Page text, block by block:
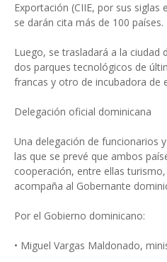
Exportación (CIIE, por sus siglas
se darán cita más de 100 países.
Luego, se trasladará a la ciudad
dos parques tecnológicos de
francas y otro de incubadora de
Delegación oficial dominicana
Una delegación de funcionarios
las que se prevé que ambos
cooperación, entre ellas
acompaña al Gobernante
Por el Gobierno dominicano:
• Miguel Vargas Maldonado,